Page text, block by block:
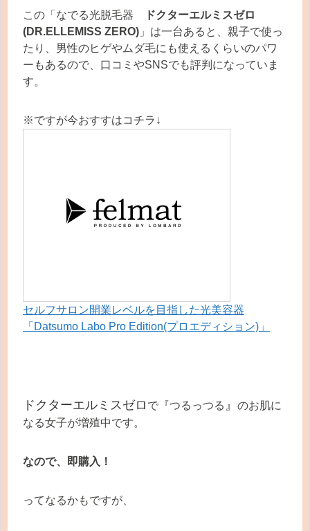
この「なでる光脱毛器
ドクターエルミスゼロ
(DR.ELLEMISS ZERO) 」は一台あると、親子で使っ
たり、男性のヒゲやムダ毛にも使えるくらいのパワ
ーもあるので、口コミやSNSでも評判になっていま
す。
※ですが今おすすはコチラ↓
セルフサロン開業レベルを目指した光美容器
「Datsumo Labo Pro Edition(プロエディション)」
ドクターエルミスゼロ で『つるっつる 』 のお肌に
なる女子が増殖中です。
なので、即購入！
ってなるかもですが、